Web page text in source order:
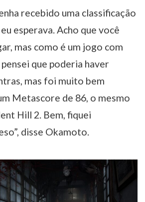
recebido uma classificação
esperava. Acho que você
mas como é um jogo com
que poderia haver
mas foi muito bem
Metascore de 86, o mesmo
Hill 2. Bem, fiquei
disse Okamoto.